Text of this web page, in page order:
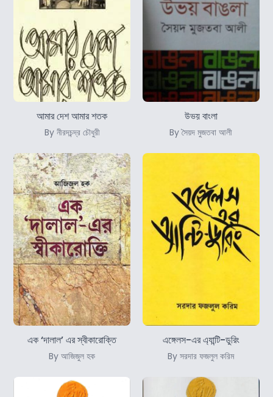
আমার দেশ আমার শতক
By নীরদচন্দ্র চৌধুরী
উভয় বাংলা
By সৈয়দ মুজতবা আলী
এক ‘দালাল’ এর স্বীকারোক্তি
By আজিজুল হক
এঙ্গেলস-এর এ্যান্টি-ডুরিং
By সরদার ফজলুল করিম